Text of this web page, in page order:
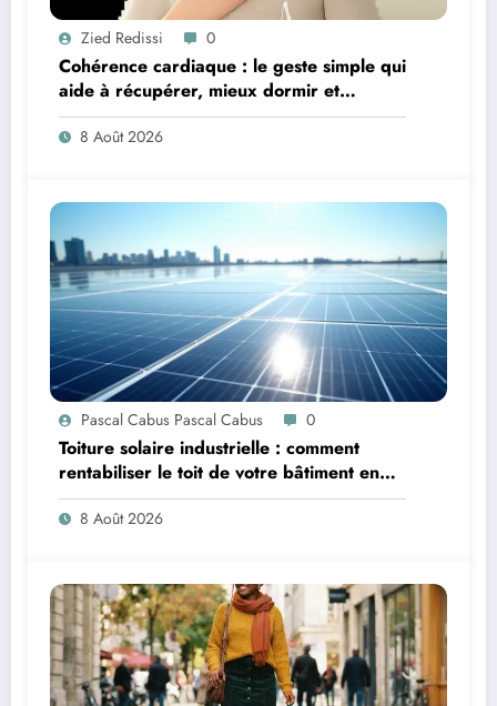
Zied Redissi 0
Cohérence cardiaque : le geste simple qui
aide à récupérer, mieux dormir et
retrouver de l’énergie
8 Août 2026
Pascal Cabus Pascal Cabus 0
Toiture solaire industrielle : comment
rentabiliser le toit de votre bâtiment en
2026 ?
8 Août 2026